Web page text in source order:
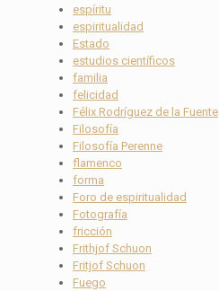
espíritu
espiritualidad
Estado
estudios científicos
familia
felicidad
Félix Rodríguez de la Fuente
Filosofía
Filosofía Perenne
flamenco
forma
Foro de espiritualidad
Fotografía
fricción
Frithjof Schuon
Fritjof Schuon
Fuego